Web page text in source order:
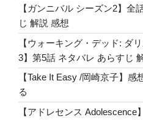
【ガンニバル シーズン2】全
じ 解説 感想
【ウォーキング・デッド: ダ
3】第5話 ネタバレ あらすじ
【Take It Easy /岡崎京子】
る
【アドレセンス